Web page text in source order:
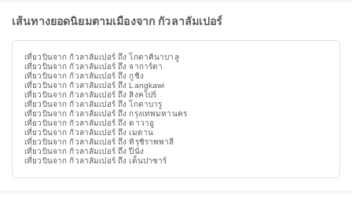
เส้นทางยอดนิยมตามเมืองจาก กัวลาลัมเปอร์
เที่ยวบินจาก กัวลาลัมเปอร์ ถึง โกตาคินาบาลู
เที่ยวบินจาก กัวลาลัมเปอร์ ถึง จาการ์ตา
เที่ยวบินจาก กัวลาลัมเปอร์ ถึง กูชิง
เที่ยวบินจาก กัวลาลัมเปอร์ ถึง Langkawi
เที่ยวบินจาก กัวลาลัมเปอร์ ถึง สิงคโปร์
เที่ยวบินจาก กัวลาลัมเปอร์ ถึง โกตาบารู
เที่ยวบินจาก กัวลาลัมเปอร์ ถึง กรุงเทพมหานคร
เที่ยวบินจาก กัวลาลัมเปอร์ ถึง ตาวาอู
เที่ยวบินจาก กัวลาลัมเปอร์ ถึง เมดาน
เที่ยวบินจาก กัวลาลัมเปอร์ ถึง ทิรุชิราพพาลี
เที่ยวบินจาก กัวลาลัมเปอร์ ถึง ปีนัง
เที่ยวบินจาก กัวลาลัมเปอร์ ถึง เด็นปาซาร์